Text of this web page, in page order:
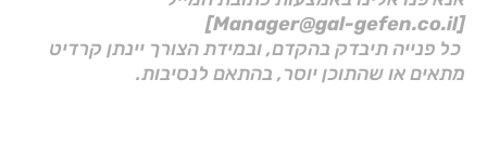
[Manager@gal-gefen.co.il]
כל פנייה תיבדק בהקדם, ובמידת הצורך יינתן קרדיט
מתאים או שהתוכן יוסר, בהתאם לנסיבות.